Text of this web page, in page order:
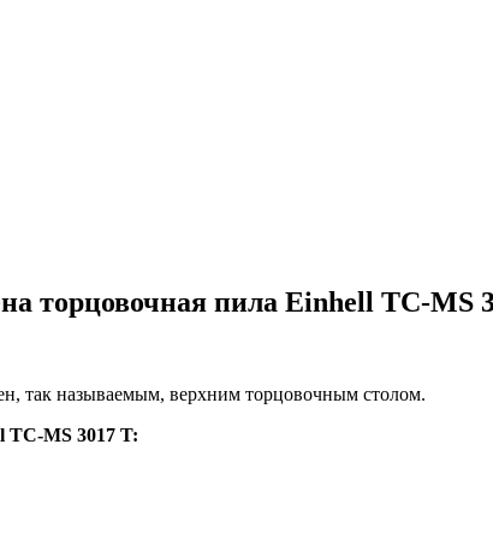
торцовочная пила Einhell TC-MS
так называемым, верхним торцовочным столом.
TC-MS 3017 T: